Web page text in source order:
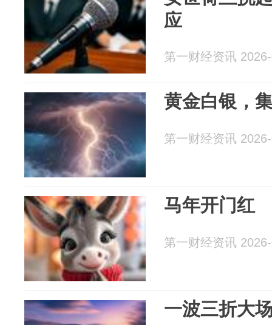
应
第一财经资讯
黄金白银，
第一财经资讯
马年开门红
第一财经资讯
一波三折大